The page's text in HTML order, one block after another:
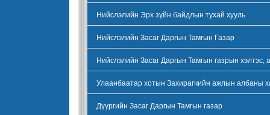
Нийслэлийн Эрх зүйн байдлын тухай хууль
Нийслэлийн Засаг Даргын Тамгын Газар
Нийслэлийн Засаг Даргын Тамгын газрын хэлтэс,
Улаанбаатар хотын Захирагчийн ажлын албаны
Дүүргийн Засаг Даргын Тамгын газар